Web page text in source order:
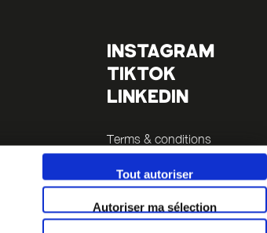
Tout autoriser
Autoriser ma sélection
INSTAGRAM
TIKTOK
LINKEDIN
Terms & conditions
Legals